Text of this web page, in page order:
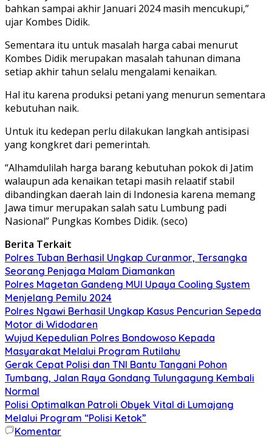
bahkan sampai akhir Januari 2024 masih mencukupi,”
ujar Kombes Didik.
Sementara itu untuk masalah harga cabai menurut
Kombes Didik merupakan masalah tahunan dimana
setiap akhir tahun selalu mengalami kenaikan.
Hal itu karena produksi petani yang menurun sementara
kebutuhan naik.
Untuk itu kedepan perlu dilakukan langkah antisipasi
yang kongkret dari pemerintah.
“Alhamdulilah harga barang kebutuhan pokok di Jatim
walaupun ada kenaikan tetapi masih relaatif stabil
dibandingkan daerah lain di Indonesia karena memang
Jawa timur merupakan salah satu Lumbung padi
Nasional” Pungkas Kombes Didik. (seco)
Berita Terkait
Polres Tuban Berhasil Ungkap Curanmor, Tersangka
Seorang Penjaga Malam Diamankan
Polres Magetan Gandeng MUI Upaya Cooling System
Menjelang Pemilu 2024
Polres Ngawi Berhasil Ungkap Kasus Pencurian Sepeda
Motor di Widodaren
Wujud Kepedulian Polres Bondowoso Kepada
Masyarakat Melalui Program Rutilahu
Gerak Cepat Polisi dan TNI Bantu Tangani Pohon
Tumbang, Jalan Raya Gondang Tulungagung Kembali
Normal
Polisi Optimalkan Patroli Obyek Vital di Lumajang
Melalui Program “Polisi Ketok”
Komentar